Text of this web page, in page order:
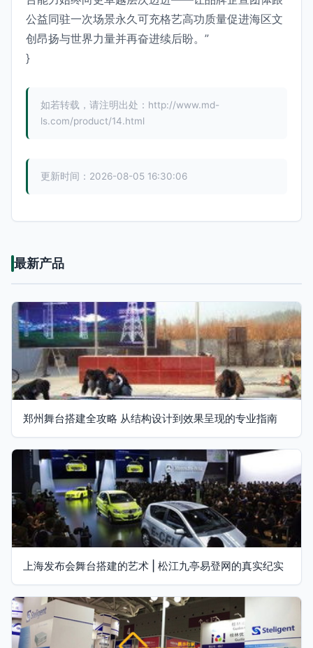
公益同驻一次场景永久可充格艺高功质量促进海区文
创昂扬与世界力量并再奋进续后盼。”
}
如若转载，请注明出处：http://www.md-
ls.com/product/14.html
更新时间：2026-08-05 16:30:06
最新产品
郑州舞台搭建全攻略 从结构设计到效果呈现的专业指南
上海发布会舞台搭建的艺术 | 松江九亭易登网的真实纪实